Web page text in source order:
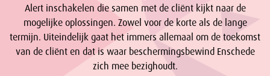
Alert inschakelen die samen met de cliënt kijkt naar de
mogelijke oplossingen. Zowel voor de korte als de lange
termijn. Uiteindelijk gaat het immers allemaal om de toekomst
van de cliënt en dat is waar beschermingsbewind Enschede
zich mee bezighoudt.